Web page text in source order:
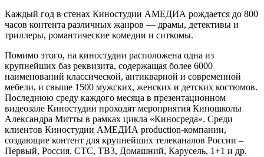
Каждый год в стенах Киностудии АМЕДИА рождается до 800
часов контента различных жанров — драмы, детективы и
триллеры, романтические комедии и ситкомы.
Помимо этого, на киностудии расположена одна из
крупнейших баз реквизита, содержащая более 6000
наименований классической, антикварной и современной
мебели, и свыше 1500 мужских, женских и детских костюмов.
Последнюю среду каждого месяца в презентационном
видеозале Киностудии проходят мероприятия Киношколы
Александра Митты в рамках цикла «Киносреда». Среди
клиентов Киностудии АМЕДИА production-компании,
создающие контент для крупнейших телеканалов России –
Первый, Россия, СТС, ТВ3, Домашний, Карусель, 1+1 и др.